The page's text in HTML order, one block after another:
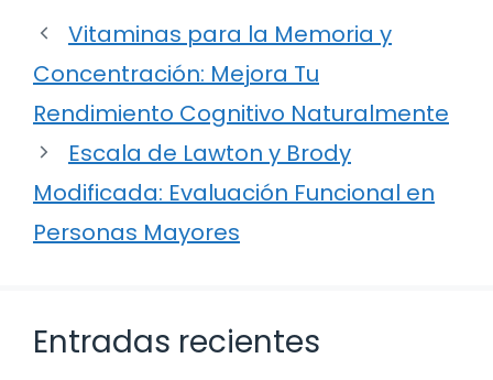
Vitaminas para la Memoria y
Concentración: Mejora Tu
Rendimiento Cognitivo Naturalmente
Escala de Lawton y Brody
Modificada: Evaluación Funcional en
Personas Mayores
Entradas recientes